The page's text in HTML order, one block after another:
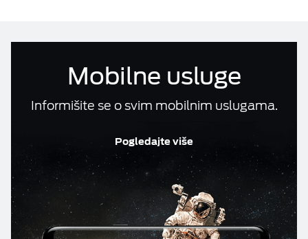
M:TEL APLIKACIJE
KONTAKT
Mobilne usluge
Informišite se o svim mobilnim uslugama.
Pogledajte više